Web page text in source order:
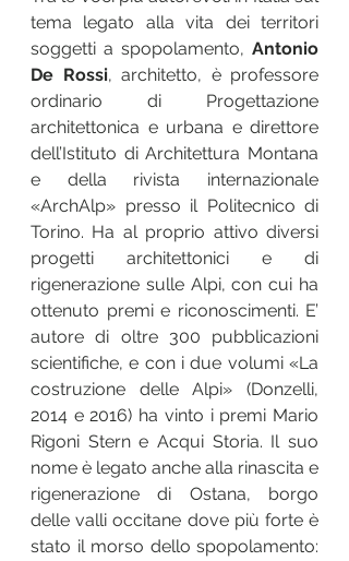
tema legato alla vita dei territori
soggetti a spopolamento, Antonio
De Rossi, architetto, è professore
ordinario di Progettazione
architettonica e urbana e direttore
dell’Istituto di Architettura Montana
e della rivista internazionale
«ArchAlp» presso il Politecnico di
Torino. Ha al proprio attivo diversi
progetti architettonici e di
rigenerazione sulle Alpi, con cui ha
ottenuto premi e riconoscimenti. E’
autore di oltre 300 pubblicazioni
scientifiche, e con i due volumi «La
costruzione delle Alpi» (Donzelli,
2014 e 2016) ha vinto i premi Mario
Rigoni Stern e Acqui Storia. Il suo
nome è legato anche alla rinascita e
rigenerazione di Ostana, borgo
delle valli occitane dove più forte è
stato il morso dello spopolamento: